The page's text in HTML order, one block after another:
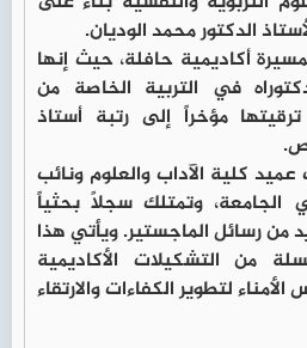
الدكتور محمد الوديان.
أكاديمية حافلة، حيث إنها
في التربية الخاصة من
ترقيتها مؤخراً إلى رتبة أستاذ
كلية الآداب والعلوم ونائب
وتمتلك سجلاً بحثياً
من رسائل الماجستير. ويأتي هذا
من التشكيلات الأكاديمية
لتطوير الكفاءات والارتقاء